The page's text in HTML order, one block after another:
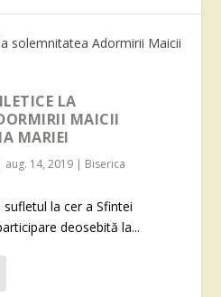
LA
MAICII
MARIEI
aug. 14, 2019 | Biserica
sufletul la cer a Sfintei
deosebită la...